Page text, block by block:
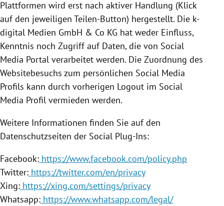
Plattformen wird erst nach aktiver Handlung (Klick
auf den jeweiligen Teilen-Button) hergestellt. Die k-
digital Medien GmbH & Co KG hat weder Einfluss,
Kenntnis noch Zugriff auf Daten, die von Social
Media Portal verarbeitet werden. Die Zuordnung des
Websitebesuchs zum persönlichen Social Media
Profils kann durch vorherigen Logout im Social
Media Profil vermieden werden.
Weitere Informationen finden Sie auf den
Datenschutzseiten der Social Plug-Ins:
Facebook: https://www.facebook.com/policy.php
Twitter: https://twitter.com/en/privacy
Xing: https://xing.com/settings/privacy
Whatsapp: https://www.whatsapp.com/legal/